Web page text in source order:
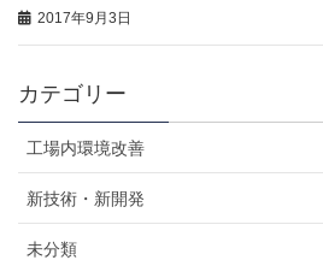
2017年9月3日
カテゴリー
工場内環境改善
新技術・新開発
未分類